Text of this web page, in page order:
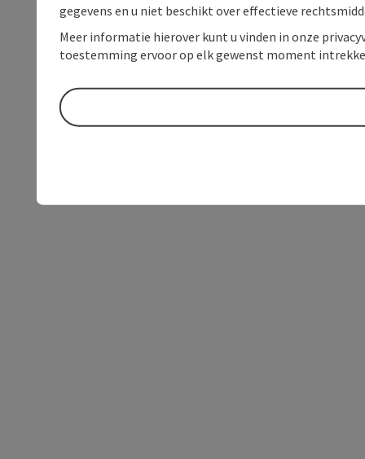
gegevens en u niet beschikt over effectieve
Meer informatie hierover kunt u vinden in onze
toestemming ervoor op elk gewenst moment